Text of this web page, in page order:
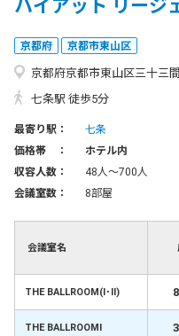
ハイアット リージ
京都府 京都市東山区
京都府京都市東山区三十三
七条駅 徒歩5分
最寄り駅：
七条
価格帯 ：
ホテル内
収容人数：
48人〜700人
会議室数：
8部屋
会議室名
THE BALLROOM(Ⅰ･Ⅱ)
THE BALLROOMⅠ